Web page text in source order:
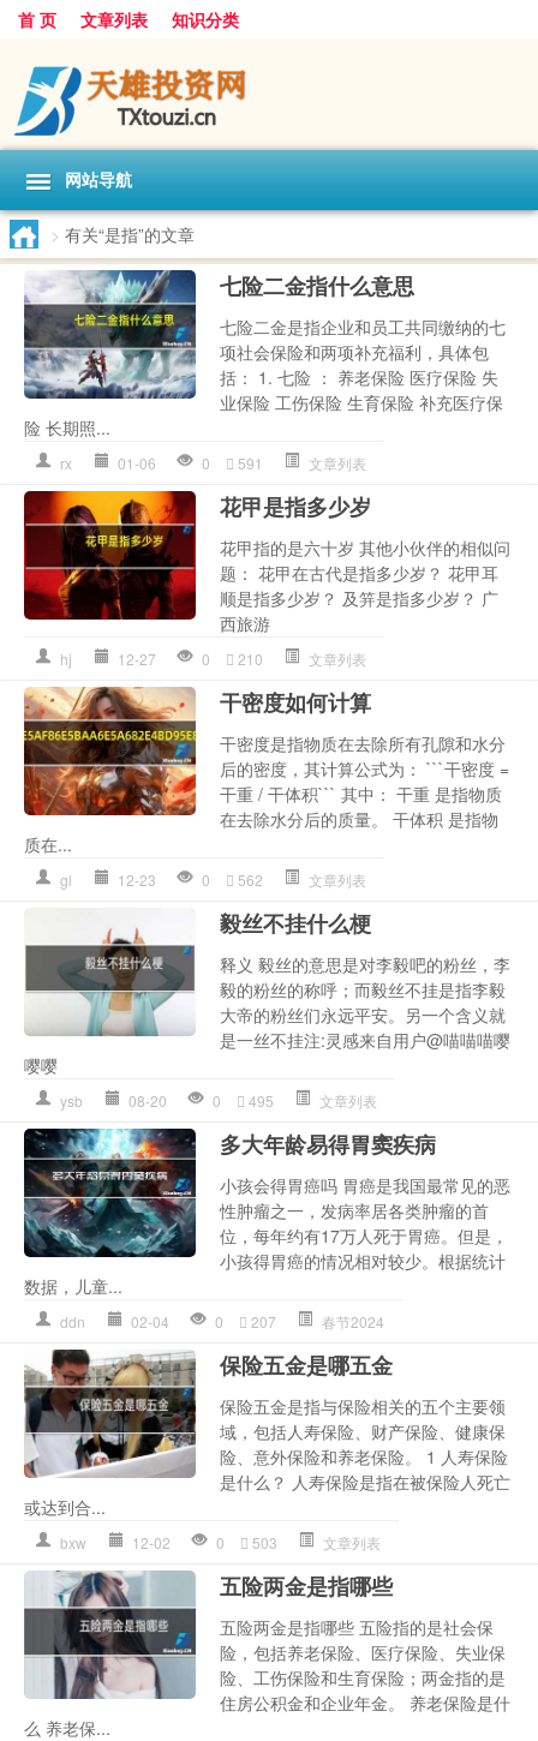
首 页 文章列表 知识分类
网站导航
> 有关“是指”的文章
七险二金指什么意思
七险二金是指企业和员工共同缴纳的七
项社会保险和两项补充福利，具体包
括： 1. 七险 ： 养老保险 医疗保险 失
业保险 工伤保险 生育保险 补充医疗保
险 长期照...
rx 01-06 0 591 文章列表
花甲是指多少岁
花甲指的是六十岁 其他小伙伴的相似问
题： 花甲在古代是指多少岁？ 花甲耳
顺是指多少岁？ 及笄是指多少岁？ 广
西旅游
hj 12-27 0 210 文章列表
干密度如何计算
干密度是指物质在去除所有孔隙和水分
后的密度，其计算公式为： ```干密度 =
干重 / 干体积``` 其中： 干重 是指物质
在去除水分后的质量。 干体积 是指物
质在...
gl 12-23 0 562 文章列表
毅丝不挂什么梗
释义 毅丝的意思是对李毅吧的粉丝，李
毅的粉丝的称呼；而毅丝不挂是指李毅
大帝的粉丝们永远平安。另一个含义就
是一丝不挂注:灵感来自用户@喵喵喵嘤
嘤嘤
ysb 08-20 0 495 文章列表
多大年龄易得胃窦疾病
小孩会得胃癌吗 胃癌是我国最常见的恶
性肿瘤之一，发病率居各类肿瘤的首
位，每年约有17万人死于胃癌。但是，
小孩得胃癌的情况相对较少。根据统计
数据，儿童...
ddn 02-04 0 207 春节2024
保险五金是哪五金
保险五金是指与保险相关的五个主要领
域，包括人寿保险、财产保险、健康保
险、意外保险和养老保险。 1 人寿保险
是什么？ 人寿保险是指在被保险人死亡
或达到合...
bxw 12-02 0 503 文章列表
五险两金是指哪些
五险两金是指哪些 五险指的是社会保
险，包括养老保险、医疗保险、失业保
险、工伤保险和生育保险；两金指的是
住房公积金和企业年金。 养老保险是什
么 养老保...